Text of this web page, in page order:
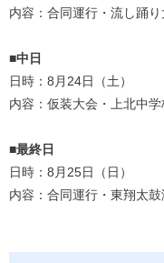
内容：合同運行・流し踊り
■中日
日時：8月24日（土）
内容：仮装大会・上北中
■最終日
日時：8月25日（日）
内容：合同運行・東翔太